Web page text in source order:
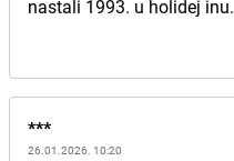
nastali 1993. u holidej inu.
***
26.01.2026. 10:20